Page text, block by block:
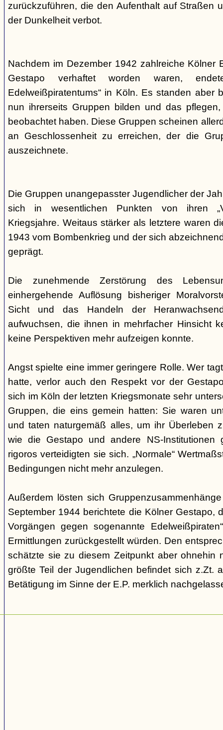
zurückzuführen, die den Aufenthalt auf Straßen
der Dunkelheit verbot.
Nachdem im Dezember 1942 zahlreiche Kölner
Gestapo verhaftet worden waren,
Edelweißpiratentums“ in Köln. Es standen aber
nun ihrerseits Gruppen bilden und das
beobachtet haben. Diese Gruppen scheinen
an Geschlossenheit zu erreichen, der die
auszeichnete.
Die Gruppen unangepasster Jugendlicher der
sich in wesentlichen Punkten von ihren
Kriegsjahre. Weitaus stärker als letztere waren
1943 vom Bombenkrieg und der sich
geprägt.
Die zunehmende Zerstörung des
einhergehende Auflösung bisheriger
Sicht und das Handeln der
aufwuchsen, die ihnen in mehrfacher Hinsicht
keine Perspektiven mehr aufzeigen konnte.
Angst spielte eine immer geringere Rolle. Wer
hatte, verlor auch den Respekt vor der
sich im Köln der letzten Kriegsmonate sehr
Gruppen, die eins gemein hatten: Sie waren
und taten naturgemäß alles, um ihr Überleben
wie die Gestapo und andere NS-Institutionen
rigoros verteidigten sie sich. „Normale“
Bedingungen nicht mehr anzulegen.
Außerdem lösten sich
September 1944 berichtete die Kölner Gestapo,
Vorgängen gegen sogenannte
Ermittlungen zurückgestellt würden. Den
schätzte sie zu diesem Zeitpunkt aber ohnehin
größte Teil der Jugendlichen befindet sich z.Zt.
Betätigung im Sinne der E.P. merklich